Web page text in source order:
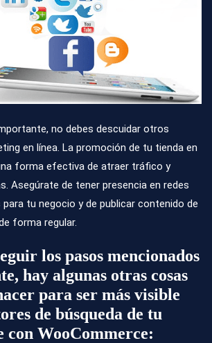
no debes descuidar otros
en línea. La promoción de tu tienda en
forma efectiva de atraer tráfico y
Asegúrate de tener presencia en redes
tu negocio y de publicar contenido de
forma regular.
los pasos mencionados
hay algunas otras cosas
para ser más visible
de búsqueda de tu
con WooCommerce: